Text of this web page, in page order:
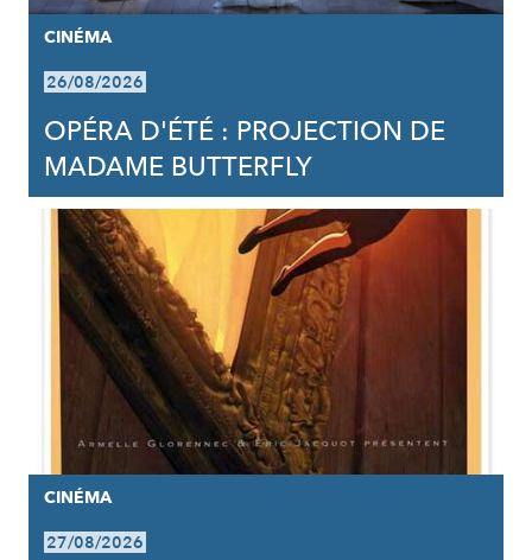
CINÉMA
26/08/2026
OPÉRA D'ÉTÉ : PROJECTION DE
MADAME BUTTERFLY
CINÉMA
27/08/2026